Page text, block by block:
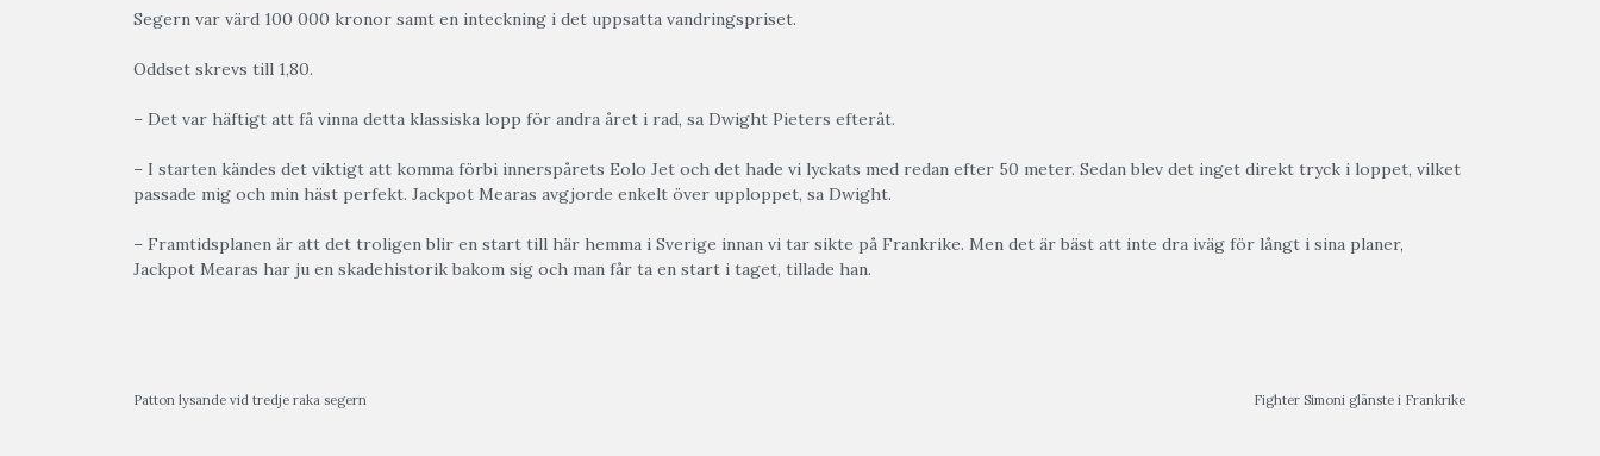
Segern var värd 100 000 kronor samt en inteckning i det uppsatta vandringspriset.
Oddset skrevs till 1,80.
– Det var häftigt att få vinna detta klassiska lopp för andra året i rad, sa Dwight Pieters efteråt.
– I starten kändes det viktigt att komma förbi innerspårets Eolo Jet och det hade vi lyckats med redan efter 50 meter. Sedan blev det inget direkt tryck i loppet, vilket
passade mig och min häst perfekt. Jackpot Mearas avgjorde enkelt över upploppet, sa Dwight.
– Framtidsplanen är att det troligen blir en start till här hemma i Sverige innan vi tar sikte på Frankrike. Men det är bäst att inte dra iväg för långt i sina planer,
Jackpot Mearas har ju en skadehistorik bakom sig och man får ta en start i taget, tillade han.
Patton lysande vid tredje raka segern Fighter Simoni glänste i Frankrike